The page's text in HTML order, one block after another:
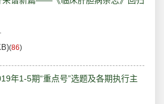
(86)
年1-5期“重点号”选题及各期执行主